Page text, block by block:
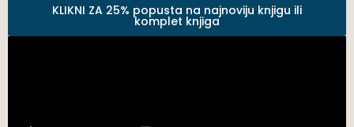
KLIKNI ZA 25% popusta na najnoviju knjigu ili
komplet knjiga